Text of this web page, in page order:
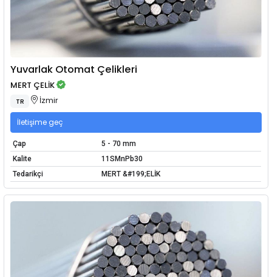
Yuvarlak Otomat Çelikleri
MERT ÇELİK
TR İzmir
İletişime geç
Çap
5 - 70 mm
Kalite
11SMnPb30
Tedarikçi
MERT &#199;ELİK